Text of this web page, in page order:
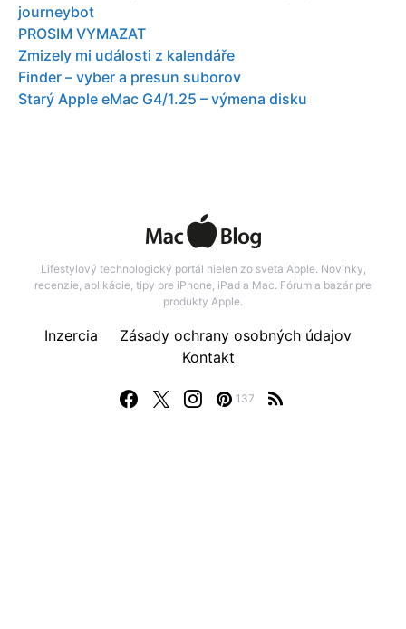
journeybot
PROSIM VYMAZAT
Zmizely mi události z kalendáře
Finder – vyber a presun suborov
Starý Apple eMac G4/1.25 – výmena disku
Lifestylový technologický portál nielen zo sveta Apple. Novinky,
recenzie, aplikácie, tipy pre iPhone, iPad a Mac. Fórum a bazár pre
produkty Apple.
137
Inzercia
Zásady ochrany osobných údajov
Kontakt